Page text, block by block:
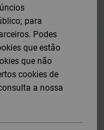
para
Podes
que estão
que não
cookies de
a nossa